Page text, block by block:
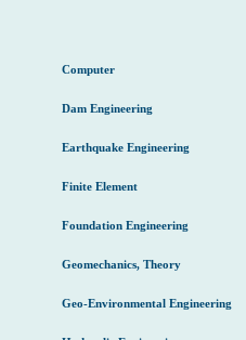
Computer
Dam Engineering
Earthquake Engineering
Finite Element
Foundation Engineering
Geomechanics, Theory
Geo-Environmental Engineering